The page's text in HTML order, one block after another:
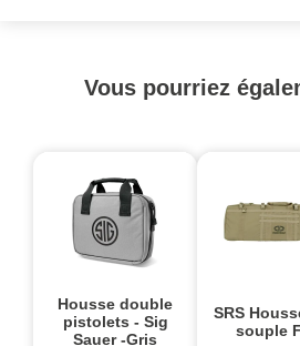
Vous pourriez
Housse double
pistolets - Sig
Sauer -Gris
SRS
souple